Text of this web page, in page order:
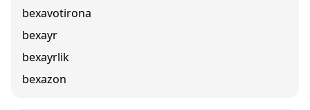
bexavotirona
bexayr
bexayrlik
bexazon